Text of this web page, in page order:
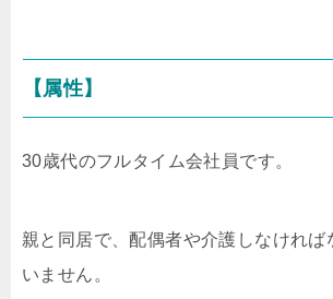
【属性】
30歳代のフルタイム会社員です。
親と同居で、配偶者や介護しなければ
いません。